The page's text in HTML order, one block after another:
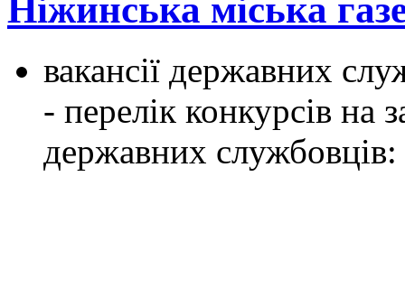
Ніжинська міська
вакансії державних
- перелік конкурсів на
державних службовців: